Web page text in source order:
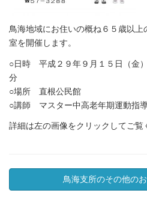
鳥海地域にお住いの概ね６５歳以
室を開催します。
○日時 平成２９年９月１５日（金
分
○場所 直根公民館
○講師 マスター中高老年期運動指
詳細は左の画像をクリックしてご覧
鳥海支所のその他の